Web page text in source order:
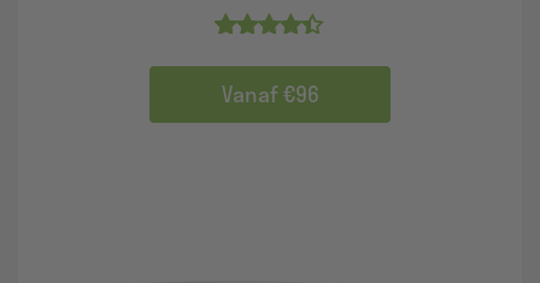
Vanaf €96